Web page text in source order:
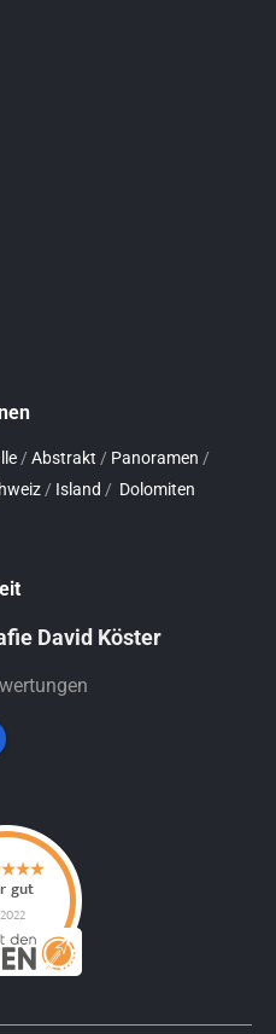
/ Abstrakt / Panoramen /
/ Island / Dolomiten
David Köster